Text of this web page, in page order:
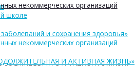
некоммерческих организаций
школе
и сохранения здоровья»
некоммерческих организаций
И АКТИВНАЯ ЖИЗНЬ»